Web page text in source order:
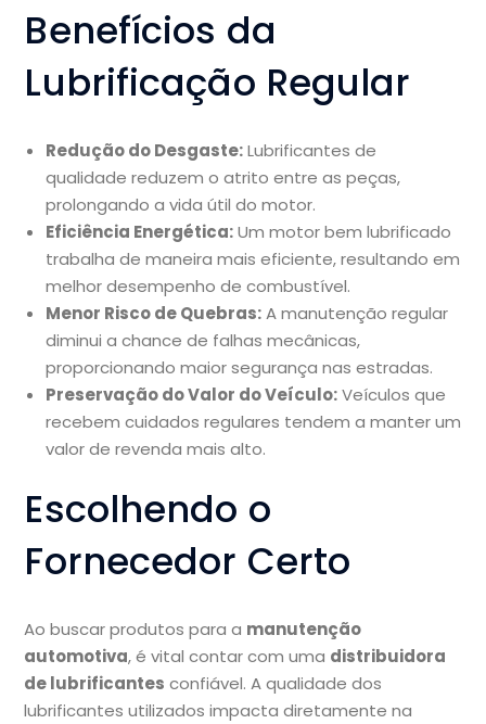
Benefícios da
Lubrificação Regular
Redução do Desgaste:Lubrificantes de
qualidade reduzem o atrito entre as peças,
prolongando a vida útil do motor.
Eficiência Energética:Um motor bem lubrificado
trabalha de maneira mais eficiente, resultando em
melhor desempenho de combustível.
Menor Risco de Quebras:A manutenção regular
diminui a chance de falhas mecânicas,
proporcionando maior segurança nas estradas.
Preservação do Valor do Veículo:Veículos que
recebem cuidados regulares tendem a manter um
valor de revenda mais alto.
Escolhendo o
Fornecedor Certo
Ao buscar produtos para a manutenção
automotiva, é vital contar com uma distribuidora
de lubrificantes confiável. A qualidade dos
lubrificantes utilizados impacta diretamente na